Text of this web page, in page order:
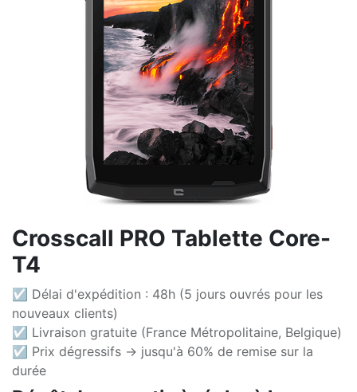
Crosscall PRO Tablette Core-
T4
☑ Délai d'expédition : 48h (5 jours ouvrés pour les
nouveaux clients)
☑ Livraison gratuite (France Métropolitaine, Belgique)
☑ Prix dégressifs -> jusqu'à 60% de remise sur la
durée